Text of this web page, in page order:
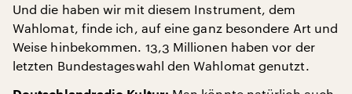
Und die haben wir mit diesem Instrument, dem
Wahlomat, finde ich, auf eine ganz besondere Art und
Weise hinbekommen. 13,3 Millionen haben vor der
letzten Bundestageswahl den Wahlomat genutzt.